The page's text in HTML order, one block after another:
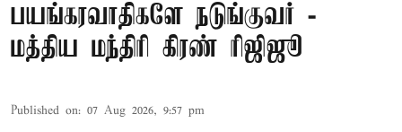
பயங்கரவாதிகளே நடுங்குவர் -
மத்திய மந்திரி கிரண் ரிஜிஜூ
Published on: 07 Aug 2026, 9:57 pm